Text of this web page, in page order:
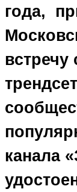
года,
встречу
канала